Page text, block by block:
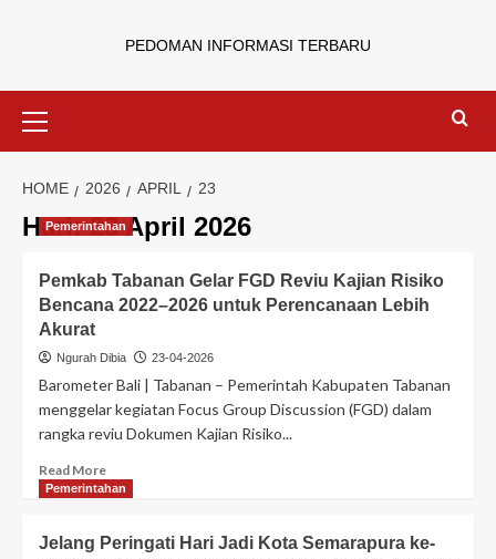
PEDOMAN INFORMASI TERBARU
HOME 2026 APRIL 23
Hari:23 April 2026
Pemerintahan
Pemkab Tabanan Gelar FGD Reviu Kajian Risiko
Bencana 2022–2026 untuk Perencanaan Lebih
Akurat
Ngurah Dibia 23-04-2026
Barometer Bali | Tabanan – Pemerintah Kabupaten Tabanan
menggelar kegiatan Focus Group Discussion (FGD) dalam
rangka reviu Dokumen Kajian Risiko...
Read More
Pemerintahan
Jelang Peringati Hari Jadi Kota Semarapura ke-